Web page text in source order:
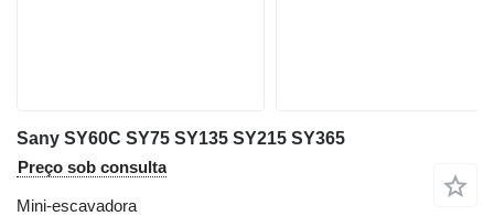
Sany SY60C SY75 SY135 SY215 SY365
Preço sob consulta
Mini-escavadora